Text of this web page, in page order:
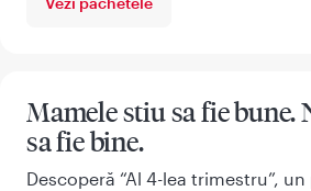
Mamele stiu sa fie bune.
sa fie bine.
Descoperă “Al 4-lea trimestru”,